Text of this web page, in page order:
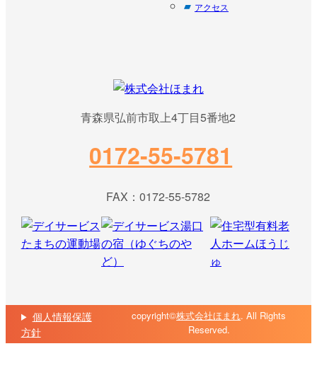
アクセス
青森県弘前市取上4丁目5番地2
0172-55-5781
FAX：0172-55-5782
個人情報保護
方針
copyright©株式会社ほまれ. All Rights
Reserved.